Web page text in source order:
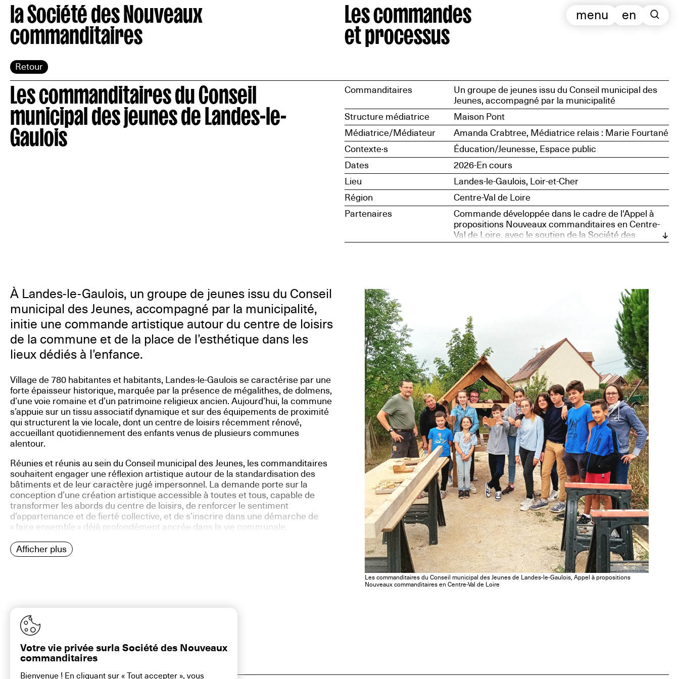
la Société des Nouveaux
commanditaires
Retour
Les commandes
et processus
en
menu
Les commanditaires du Conseil
municipal des jeunes de Landes-le-
Gaulois
Commanditaires
Un groupe de jeunes issu du Conseil municipal des
Jeunes, accompagné par la municipalité
Structure médiatrice
Maison Pont
Médiatrice/Médiateur
Amanda Crabtree, Médiatrice relais : Marie Fourtané
Contexte·s
Éducation/Jeunesse, Espace public
Dates
2026-En cours
Lieu
Landes-le-Gaulois, Loir-et-Cher
Région
Centre-Val de Loire
Partenaires
Commande développée dans le cadre de l'Appel à
propositions Nouveaux commanditaires en Centre-
Val de Loire, avec le soutien de la Société des
Nouveaux commanditaires, soutenue par la
À Landes-le-Gaulois, un groupe de jeunes issu du Conseil
municipal des Jeunes, accompagné par la municipalité,
initie une commande artistique autour du centre de loisirs
de la commune et de la place de l’esthétique dans les
lieux dédiés à l’enfance.
Village de 780 habitantes et habitants, Landes-le-Gaulois se caractérise par une
forte épaisseur historique, marquée par la présence de mégalithes, de dolmens,
d’une voie romaine et d’un patrimoine religieux ancien. Aujourd’hui, la commune
s’appuie sur un tissu associatif dynamique et sur des équipements de proximité
qui structurent la vie locale, dont un centre de loisirs récemment rénové,
accueillant quotidiennement des enfants venus de plusieurs communes
alentour.
Réunies et réunis au sein du Conseil municipal des Jeunes, les commanditaires
souhaitent engager une réflexion artistique autour de la standardisation des
bâtiments et de leur caractère jugé impersonnel. La demande porte sur la
conception d’une création artistique accessible à toutes et tous, capable de
transformer les abords du centre de loisirs, de renforcer le sentiment
d’appartenance et de fierté collective, et de s’inscrire dans une démarche de
« faire ensemble » déjà profondément ancrée dans la vie communale.
Afficher plus
Les commanditaires du Conseil municipal des Jeunes de Landes-le-Gaulois, Appel à propositions
Nouveaux commanditaires en Centre-Val de Loire
Votre vie privée surla Société des Nouveaux
commanditaires
Bienvenue ! En cliquant sur « Tout accepter », vous